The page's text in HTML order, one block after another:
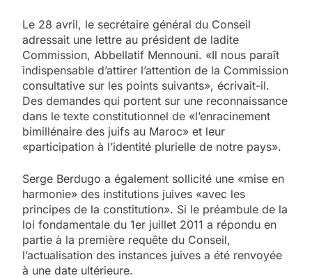
Le 28 avril, le secrétaire général du Conseil
adressait une lettre au président de ladite
Commission, Abbellatif Mennouni. «Il nous paraît
indispensable d’attirer l’attention de la Commission
consultative sur les points suivants», écrivait-il.
Des demandes qui portent sur une reconnaissance
dans le texte constitutionnel de «l’enracinement
bimillénaire des juifs au Maroc» et leur
«participation à l’identité plurielle de notre pays».
Serge Berdugo a également sollicité une «mise en
harmonie» des institutions juives «avec les
principes de la constitution». Si le préambule de la
loi fondamentale du 1er juillet 2011 a répondu en
partie à la première requête du Conseil,
l’actualisation des instances juives a été renvoyée
à une date ultérieure.